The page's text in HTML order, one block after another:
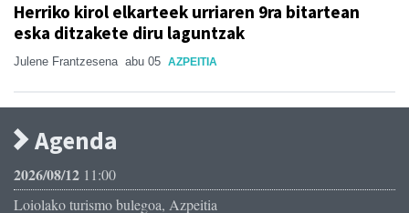
Herriko kirol elkarteek urriaren 9ra bitartean
eska ditzakete diru laguntzak
Julene Frantzesena abu 05 AZPEITIA
Agenda
2026/08/12 11:00
Loiolako turismo bulegoa, Azpeitia